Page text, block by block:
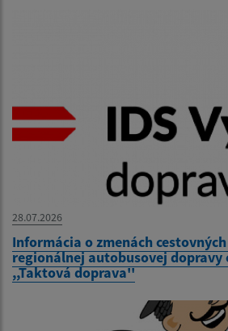
28.07.2026
Informácia o zmenách
regionálnej autobusovej dopravy
,,Taktová doprava''